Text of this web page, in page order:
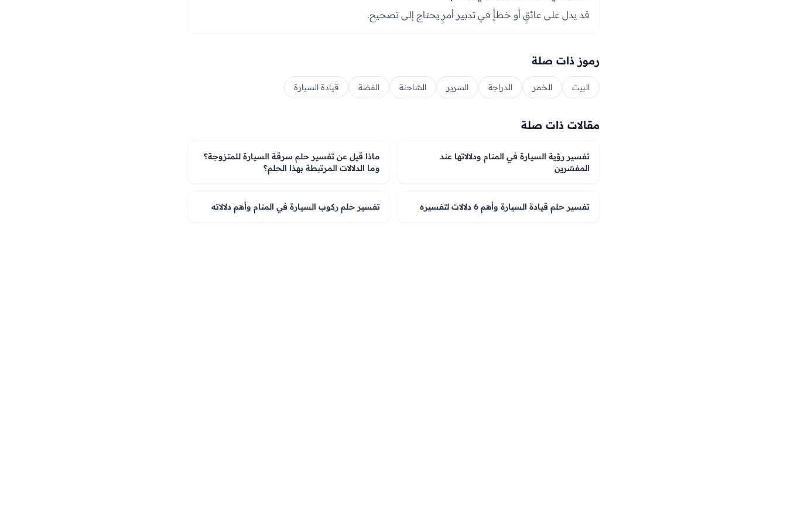
قد يدل على عائقٍ أو خطأٍ في تدبير أمرٍ يحتاج إلى تصحيح.
رموز ذات صلة
البيت الخمر الدراجة السرير الشاحنة الفضة قيادة السيارة
مقالات ذات صلة
تفسير رؤية السيارة في المنام ودلالاتها عند
المفسّرين
ماذا قيل عن تفسير حلم سرقة السيارة للمتزوجة؟
وما الدلالات المرتبطة بهذا الحلم؟
تفسير حلم قيادة السيارة وأهم 6 دلالات لتفسيره تفسير حلم ركوب السيارة في المنام وأهم دلالاته